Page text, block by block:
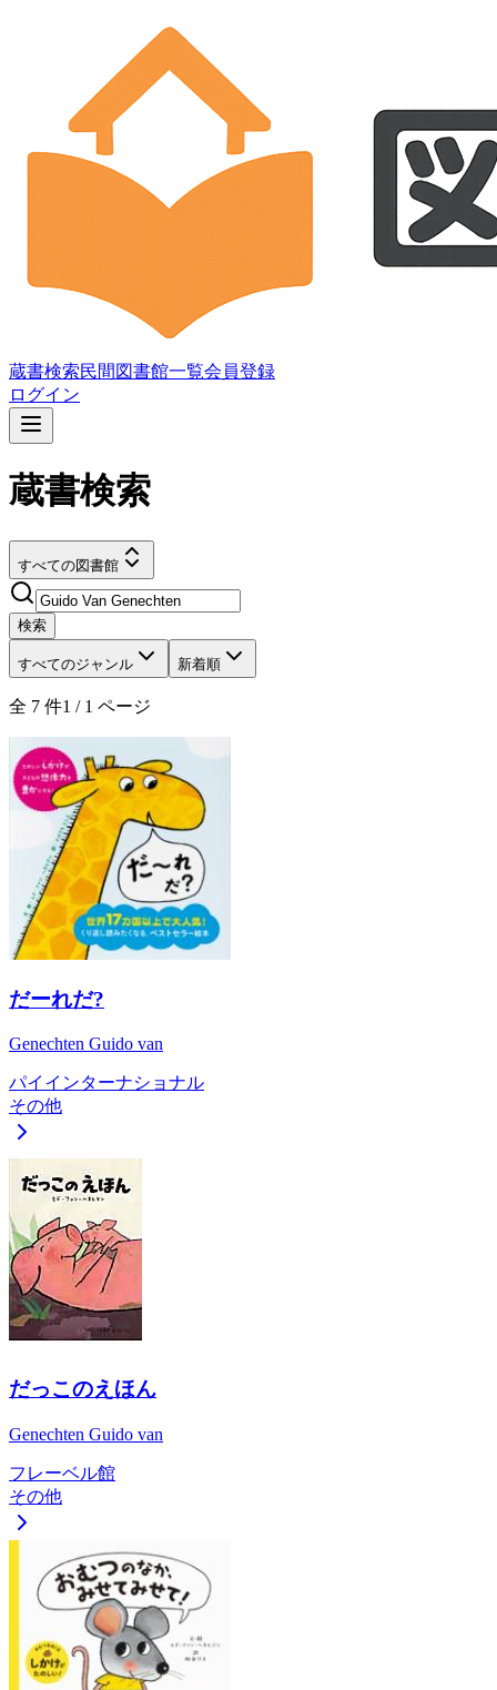
蔵書検索民間図書館一覧会員登録
ログイン
蔵書検索
すべての図書館
検索
すべてのジャンル 新着順
全 7 件1 / 1 ページ
だーれだ?
Genechten Guido van
パイインターナショナル
その他
だっこのえほん
Genechten Guido van
フレーベル館
その他